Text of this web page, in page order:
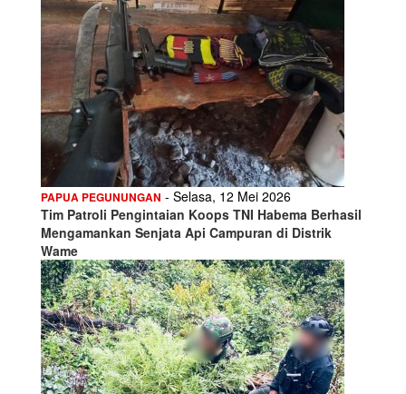
PAPUA PEGUNUNGAN - Selasa, 12 Mei 2026
Tim Patroli Pengintaian Koops TNI Habema Berhasil
Mengamankan Senjata Api Campuran di Distrik
Wame